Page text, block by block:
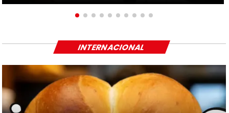
INTERNACIONAL